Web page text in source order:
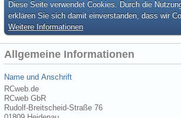
Diese Seite verwendet Cookies. Durch die
erklären Sie sich damit einverstanden, dass wir
Weitere Informationen
Allgemeine Informationen
Name und Anschrift
RCweb.de
RCweb GbR
Rudolf-Breitscheid-Straße 76